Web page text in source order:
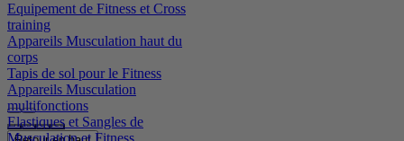
Equipement de Fitness et Cross
training
Appareils Musculation haut du
corps
Tapis de sol pour le Fitness
Appareils Musculation
multifonctions
Elastiques et Sangles de